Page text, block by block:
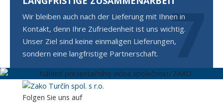
Wir bleiben auch nach der Lieferung mit Ihnen in
Kontakt, denn Ihre Zufriedenheit ist uns wichtig.
Unser Ziel sind keine einmaligen Lieferungen,
sondern eine langfristige Partnerschaft.
7
Folgen Sie uns auf